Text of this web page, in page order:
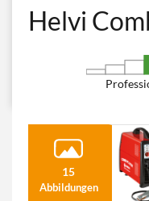
Helvi
15
Abbildungen